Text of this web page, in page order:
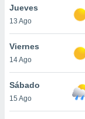
disponible
cookies
aceptar
Jueves
13 Ago
Viernes
14 Ago
Sábado
15 Ago